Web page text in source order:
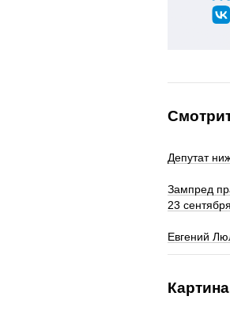
Депутат
Зампред
23 сентября
Евгений